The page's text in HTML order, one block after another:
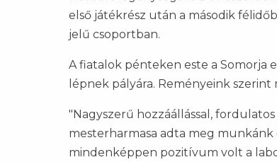
első játékrész után a második
jelű csoportban.
A fiatalok pénteken este a Somorja
lépnek pályára. Reményeink
"Nagyszerű hozzáállással,
mesterharmasa adta meg
mindenképpen pozitívum volt a